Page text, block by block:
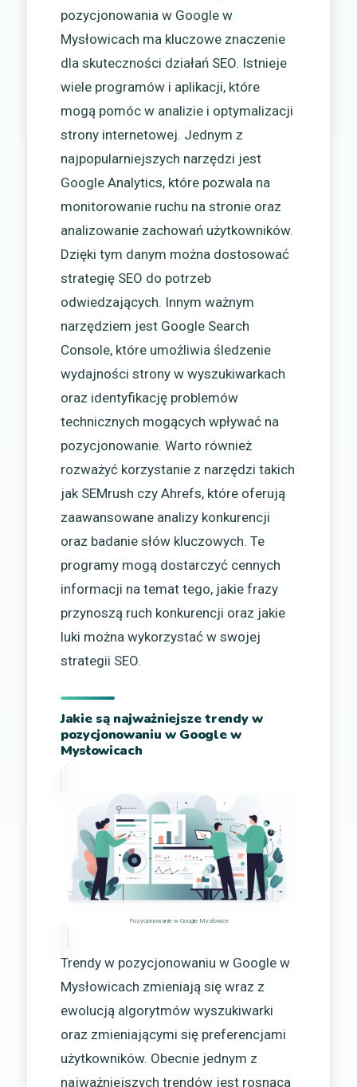
pozycjonowania w Google w
Mysłowicach ma kluczowe znaczenie
dla skuteczności działań SEO. Istnieje
wiele programów i aplikacji, które
mogą pomóc w analizie i optymalizacji
strony internetowej. Jednym z
najpopularniejszych narzędzi jest
Google Analytics, które pozwala na
monitorowanie ruchu na stronie oraz
analizowanie zachowań użytkowników.
Dzięki tym danym można dostosować
strategię SEO do potrzeb
odwiedzających. Innym ważnym
narzędziem jest Google Search
Console, które umożliwia śledzenie
wydajności strony w wyszukiwarkach
oraz identyfikację problemów
technicznych mogących wpływać na
pozycjonowanie. Warto również
rozważyć korzystanie z narzędzi takich
jak SEMrush czy Ahrefs, które oferują
zaawansowane analizy konkurencji
oraz badanie słów kluczowych. Te
programy mogą dostarczyć cennych
informacji na temat tego, jakie frazy
przynoszą ruch konkurencji oraz jakie
luki można wykorzystać w swojej
strategii SEO.
Jakie są najważniejsze trendy w
pozycjonowaniu w Google w
Mysłowicach
Pozycjonowanie w Google Mysłowice
Trendy w pozycjonowaniu w Google w
Mysłowicach zmieniają się wraz z
ewolucją algorytmów wyszukiwarki
oraz zmieniającymi się preferencjami
użytkowników. Obecnie jednym z
najważniejszych trendów jest rosnąca